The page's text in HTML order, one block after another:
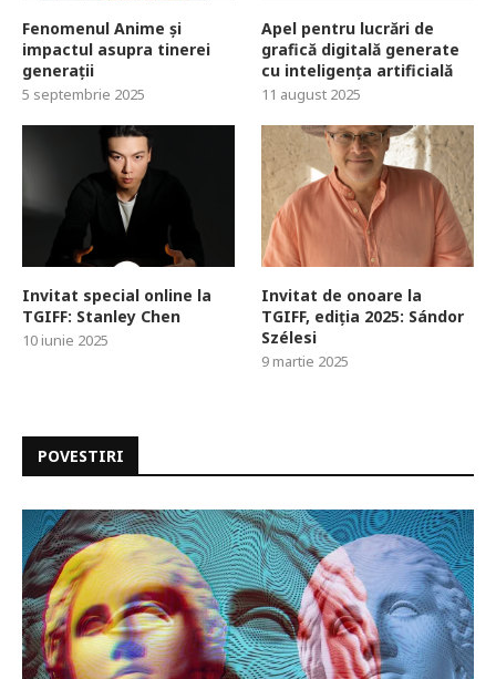
Fenomenul Anime și
impactul asupra tinerei
generații
5 septembrie 2025
Apel pentru lucrări de
grafică digitală generate
cu inteligența artificială
11 august 2025
Invitat special online la
TGIFF: Stanley Chen
10 iunie 2025
Invitat de onoare la
TGIFF, ediția 2025: Sándor
Szélesi
9 martie 2025
POVESTIRI